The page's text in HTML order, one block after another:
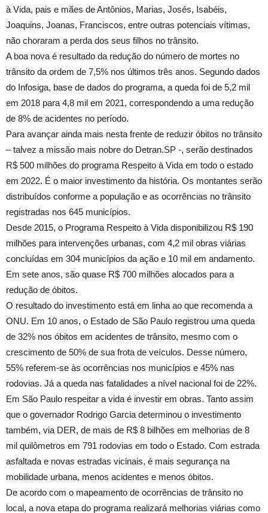
à Vida, pais e mães de Antônios, Marias, Josés, Isabéis,
Joaquins, Joanas, Franciscos, entre outras potenciais vítimas,
não choraram a perda dos seus filhos no trânsito.
A boa nova é resultado da redução do número de mortes no
trânsito da ordem de 7,5% nos últimos três anos. Segundo dados
do Infosiga, base de dados do programa, a queda foi de 5,2 mil
em 2018 para 4,8 mil em 2021, correspondendo a uma redução
de 8% de acidentes no período.
Para avançar ainda mais nesta frente de reduzir óbitos no trânsito
– talvez a missão mais nobre do Detran.SP -, serão destinados
R$ 500 milhões do programa Respeito à Vida em todo o estado
em 2022. É o maior investimento da história. Os montantes serão
distribuídos conforme a população e as ocorrências no trânsito
registradas nos 645 municípios.
Desde 2015, o Programa Respeito à Vida disponibilizou R$ 190
milhões para intervenções urbanas, com 4,2 mil obras viárias
concluídas em 304 municípios da ação e 10 mil em andamento.
Em sete anos, são quase R$ 700 milhões alocados para a
redução de óbitos.
O resultado do investimento está em linha ao que recomenda a
ONU. Em 10 anos, o Estado de São Paulo registrou uma queda
de 32% nos óbitos em acidentes de trânsito, mesmo com o
crescimento de 50% de sua frota de veículos. Desse número,
55% referem-se às ocorrências nos municípios e 45% nas
rodovias. Já a queda nas fatalidades a nível nacional foi de 22%.
Em São Paulo respeitar a vida é investir em obras. Tanto assim
que o governador Rodrigo Garcia determinou o investimento
também, via DER, de mais de R$ 8 bilhões em melhorias de 8
mil quilômetros em 791 rodovias em todo o Estado. Com estrada
asfaltada e novas estradas vicinais, é mais segurança na
mobilidade urbana, menos acidentes e menos óbitos.
De acordo com o mapeamento de ocorrências de trânsito no
local, a nova etapa do programa realizará melhorias viárias como